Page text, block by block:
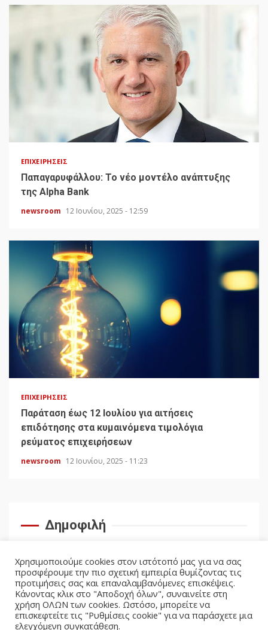
ΕΠΙΧΕΙΡΉΣΕΙΣ
Παπαγαρυφάλλου: Το νέο μοντέλο ανάπτυξης
της Alpha Bank
newsroom 12 Ιουνίου, 2025 - 12:59
ΕΠΙΧΕΙΡΉΣΕΙΣ
Παράταση έως 12 Ιουλίου για αιτήσεις
επιδότησης στα κυμαινόμενα τιμολόγια
ρεύματος επιχειρήσεων
newsroom 12 Ιουνίου, 2025 - 11:23
Δημοφιλή
Χρησιμοποιούμε cookies στον ιστότοπό μας για να σας
προσφέρουμε την πιο σχετική εμπειρία θυμίζοντας τις
προτιμήσεις σας και επαναλαμβανόμενες επισκέψεις.
Κάνοντας κλικ στο "Αποδοχή όλων", συναινείτε στη
χρήση ΟΛΩΝ των cookies. Ωστόσο, μπορείτε να
επισκεφτείτε τις "Ρυθμίσεις cookie" για να παράσχετε μια
ελεγχόμενη συγκατάθεση.